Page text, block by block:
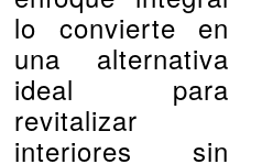
lo convierte en
una alternativa
ideal para
revitalizar
interiores sin